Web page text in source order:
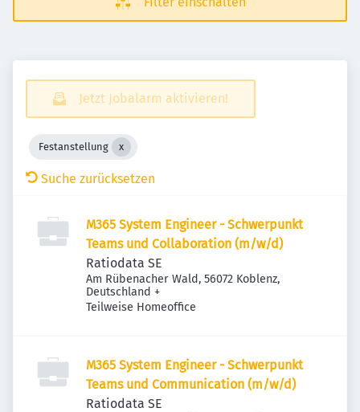
Jetzt Jobalarm aktivieren!
Festanstellung
Suche zurücksetzen
M365 System Engineer - Schwerpunkt
Teams und Collaboration (m/w/d)
Ratiodata SE
Am Rübenacher Wald, 56072 Koblenz,
Deutschland +
Teilweise Homeoffice
M365 System Engineer - Schwerpunkt
Teams und Communication (m/w/d)
Ratiodata SE